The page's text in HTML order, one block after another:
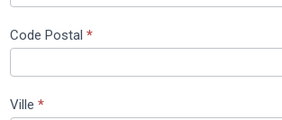
Code Postal*
Ville*